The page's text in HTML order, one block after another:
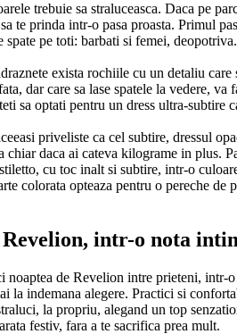
trebuie sa straluceasca. Daca pe
te prinda intr-o pasa proasta. Primul
spate pe toti: barbati si femei, deopotriva.
exista rochiile cu un detaliu
dar care sa lase spatele la vedere, va
sa optati pentru un dress ultra-subtire
priveliste ca cel subtire, dressul
chiar daca ai cateva kilograme in plus.
cu toc inalt si subtire, intr-o
colorata opteaza pentru o pereche de
intr-o nota
noaptea de Revelion intre prieteni, intr-
la indemana alegere. Practici si
la propriu, alegand un top
festiv, fara a te sacrifica prea mult.